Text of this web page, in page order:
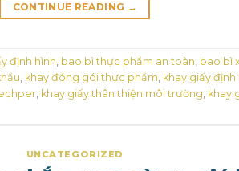
CONTINUE READING →
định hình, bao bì thực phẩm an toàn, bao bì
, khay đóng gói thực phẩm, khay giấy định
, khay giấy thân thiện môi trường, khay
UNCATEGORIZED